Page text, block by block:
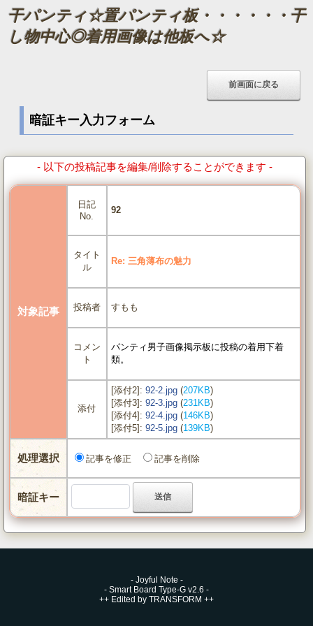
干パンティ☆置パンティ板・・・・・・干
し物中心◎着用画像は他板へ☆
暗証キー入力フォーム
- 以下の投稿記事を編集/削除することができます -
対象記事
日記
No.
92
タイト
ル
Re: 三角薄布の魅力
投稿者 すもも
コメン
ト
パンティ男子画像掲示板に投稿の着用下着
類。
添付
[添付2]: 92-2.jpg(207KB)
[添付3]: 92-3.jpg(231KB)
[添付4]: 92-4.jpg(146KB)
[添付5]: 92-5.jpg(139KB)
処理選択 記事を修正 記事を削除
暗証キー
- Joyful Note -
- Smart Board Type-G v2.6 -
++ Edited by TRANSFORM ++